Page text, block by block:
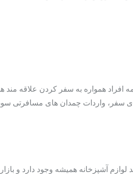
همواره به سفر کردن علاقه
سفر، واردات چمدان های مسافرتی
لوازم آشپزخانه همیشه وجود